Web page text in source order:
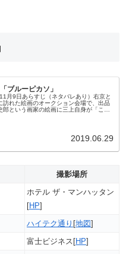
ブルーピカソ」
月9日あらすじ（ネタバレあり）右京と
訪れた絵画のオークション会場で、出品
郎という画家の絵画に三上自身が「こん
2019.06.29
撮影場所
ホテル ザ・マンハッタン
[HP]
ハイテク通り [地図]
富士ビジネス[HP]